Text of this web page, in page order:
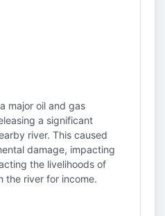
major oil and gas
a significant
river. This caused
damage, impacting
the livelihoods of
the river for income.